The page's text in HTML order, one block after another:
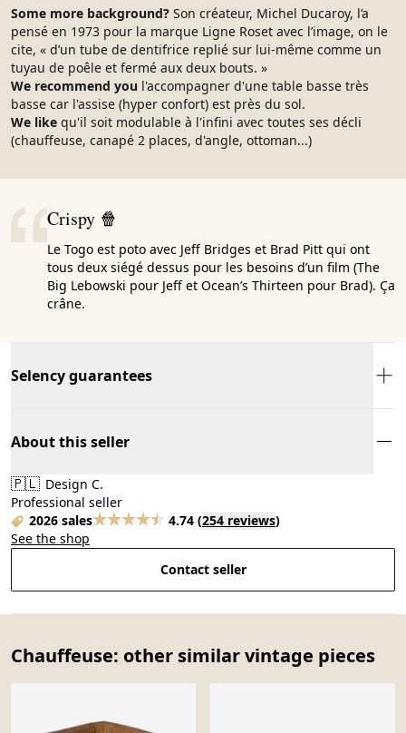
Some more background? Son créateur, Michel Ducaroy, l’a
pensé en 1973 pour la marque Ligne Roset avec l’image, on le
cite, « d’un tube de dentifrice replié sur lui-même comme un
tuyau de poêle et fermé aux deux bouts. »
We recommend you l'accompagner d'une table basse très
basse car l'assise (hyper confort) est près du sol.
We like qu'il soit modulable à l'infini avec toutes ses décli
(chauffeuse, canapé 2 places, d'angle, ottoman...)
Crispy 🍿
Le Togo est poto avec Jeff Bridges et Brad Pitt qui ont
tous deux siégé dessus pour les besoins d’un film (The
Big Lebowski pour Jeff et Ocean’s Thirteen pour Brad). Ça
crâne.
Selency guarantees
About this seller
🇵🇱 Design C.
Professional seller
2026 sales
4.74 (254 reviews)
See the shop
Contact seller
Chauffeuse: other similar vintage pieces